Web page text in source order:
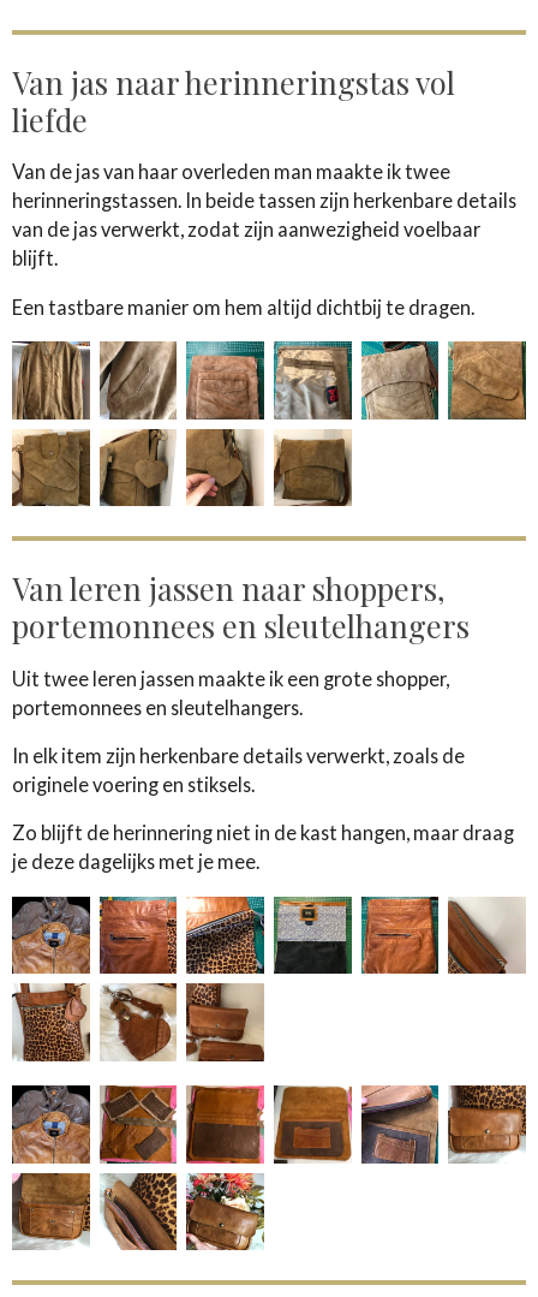
Van jas naar herinneringstas vol
liefde
Van de jas van haar overleden man maakte ik twee
herinneringstassen. In beide tassen zijn herkenbare details
van de jas verwerkt, zodat zijn aanwezigheid voelbaar
blijft.
Een tastbare manier om hem altijd dichtbij te dragen.
Van leren jassen naar shoppers,
portemonnees en sleutelhangers
Uit twee leren jassen maakte ik een grote shopper,
portemonnees en sleutelhangers.
In elk item zijn herkenbare details verwerkt, zoals de
originele voering en stiksels.
Zo blijft de herinnering niet in de kast hangen, maar draag
je deze dagelijks met je mee.